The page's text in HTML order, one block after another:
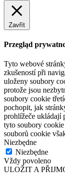
Zavřít
Przegląd
Tyto webové
zkušeností při
uloženy soubory
protože jsou
soubory cookie
pochopit, jak
prohlížeče ukládají
tyto soubory
souborů cookie
Niezbędne
Niezbędne
Vždy povoleno
ULOŽIT A